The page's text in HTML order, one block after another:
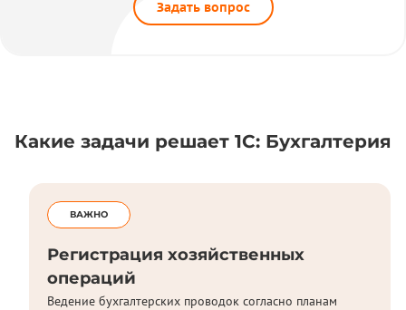
Задать вопрос
Какие задачи решает 1С: Бухгалтерия
ВАЖНО
Регистрация хозяйственных
операций
Ведение бухгалтерских проводок согласно планам